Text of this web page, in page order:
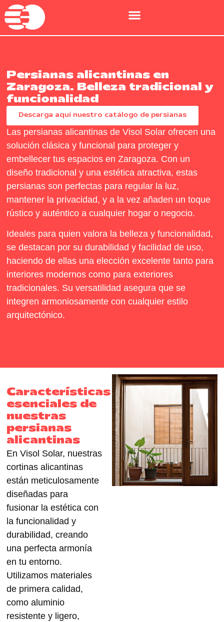
Persianas alicantinas en
Zaragoza. Belleza tradicional y
funcionalidad
Descarga aquí nuestro catálogo de persianas
Las persianas alicantinas de Visol Solar ofrecen una
solución clásica y funcional para proteger y
embellecer tus espacios en Zaragoza. Con un
diseño tradicional y una estética atractiva, estas
persianas son perfectas para regular la luz,
mantener la privacidad, y a la vez añaden un toque
rústico y auténtico a cualquier hogar o negocio.
Ideales para quien valora la belleza y funcionalidad,
se destacan por su durabilidad y facilidad de uso,
haciendo de ellas una elección excelente tanto para
interiores modernos como para exteriores
tradicionales. Su versatilidad asegura que se
integren armoniosamente con cualquier estilo
arquitectónico.
Características
esenciales de
nuestras
persianas
alicantinas
En Visol Solar, nuestras
cortinas alicantinas
están meticulosamente
diseñadas para
fusionar la estética con
lafuncionalidad y
durabilidad, creando
una perfecta armonía
en tu entorno.
Utilizamos materiales
de primera calidad,
como aluminio
resistente y ligero,